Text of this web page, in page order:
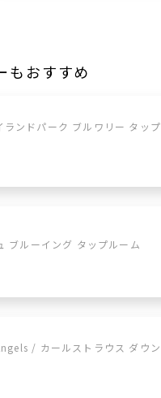
もおすすめ
ンドパーク ブルワリー タップ
ルーイング タップルーム
/ カールストラウス ダウン